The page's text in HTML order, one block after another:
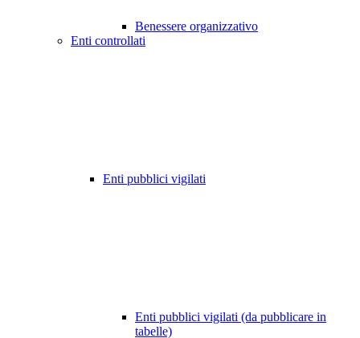
Benessere organizzativo
Enti controllati
Enti pubblici vigilati
Enti pubblici vigilati (da pubblicare in
tabelle)